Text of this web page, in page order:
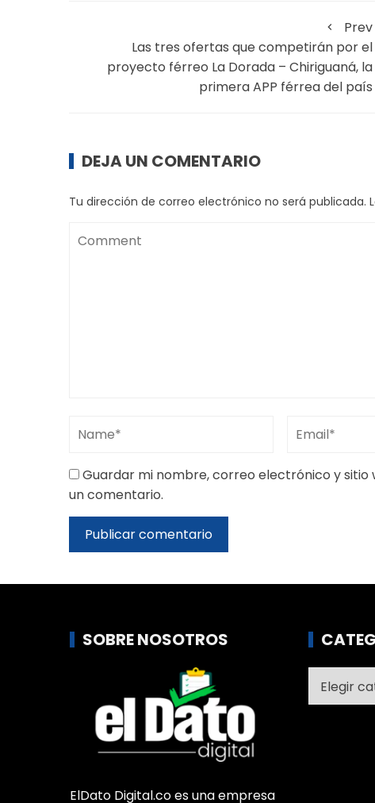
Prev
Las tres ofertas que competirán por el
proyecto férreo La Dorada – Chiriguaná, la
primera APP férrea del país
DEJA UN COMENTARIO
Tu dirección de correo electrónico no será publicada.
Guardar mi nombre, correo electrónico y
un comentario.
SOBRE NOSOTROS
ElDato Digital.co es una empresa